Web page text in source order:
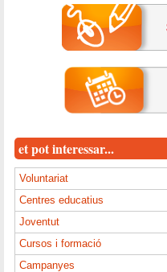
et pot interessar...
Voluntariat
Centres educatius
Joventut
Cursos i formació
Campanyes